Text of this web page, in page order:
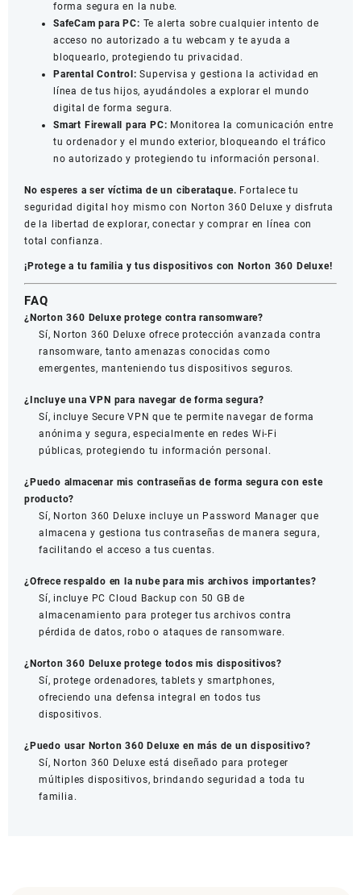
forma segura en la nube.
SafeCam para PC: Te alerta sobre cualquier intento de
acceso no autorizado a tu webcam y te ayuda a
bloquearlo, protegiendo tu privacidad.
Parental Control: Supervisa y gestiona la actividad en
línea de tus hijos, ayudándoles a explorar el mundo
digital de forma segura.
Smart Firewall para PC: Monitorea la comunicación entre
tu ordenador y el mundo exterior, bloqueando el tráfico
no autorizado y protegiendo tu información personal.
No esperes a ser víctima de un ciberataque. Fortalece tu
seguridad digital hoy mismo con Norton 360 Deluxe y disfruta
de la libertad de explorar, conectar y comprar en línea con
total confianza.
¡Protege a tu familia y tus dispositivos con Norton 360 Deluxe!
FAQ
¿Norton 360 Deluxe protege contra ransomware?
Sí, Norton 360 Deluxe ofrece protección avanzada contra
ransomware, tanto amenazas conocidas como
emergentes, manteniendo tus dispositivos seguros.
¿Incluye una VPN para navegar de forma segura?
Sí, incluye Secure VPN que te permite navegar de forma
anónima y segura, especialmente en redes Wi-Fi
públicas, protegiendo tu información personal.
¿Puedo almacenar mis contraseñas de forma segura con este
producto?
Sí, Norton 360 Deluxe incluye un Password Manager que
almacena y gestiona tus contraseñas de manera segura,
facilitando el acceso a tus cuentas.
¿Ofrece respaldo en la nube para mis archivos importantes?
Sí, incluye PC Cloud Backup con 50 GB de
almacenamiento para proteger tus archivos contra
pérdida de datos, robo o ataques de ransomware.
¿Norton 360 Deluxe protege todos mis dispositivos?
Sí, protege ordenadores, tablets y smartphones,
ofreciendo una defensa integral en todos tus
dispositivos.
¿Puedo usar Norton 360 Deluxe en más de un dispositivo?
Sí, Norton 360 Deluxe está diseñado para proteger
múltiples dispositivos, brindando seguridad a toda tu
familia.